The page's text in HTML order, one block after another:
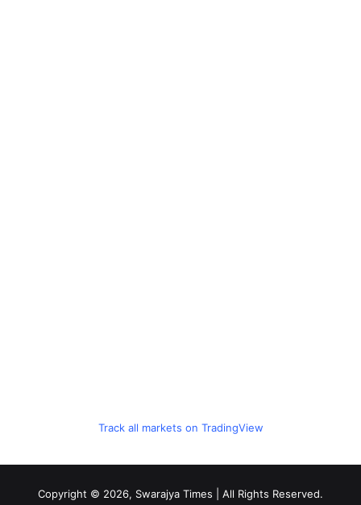
Track all markets on TradingView
Copyright © 2026, Swarajya Times | All Rights Reserved.